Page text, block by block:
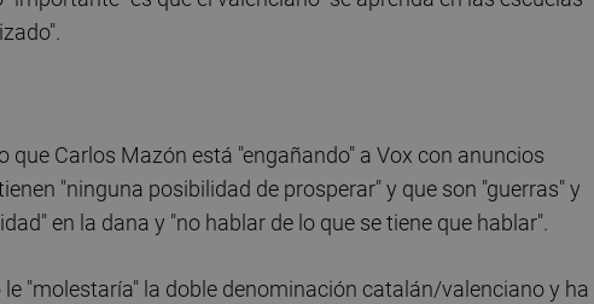
Carlos Mazón está "engañando" a Vox con anuncios
"ninguna posibilidad de prosperar" y que son "guerras" y
en la dana y "no hablar de lo que se tiene que hablar".
"molestaría" la doble denominación catalán/valenciano y ha